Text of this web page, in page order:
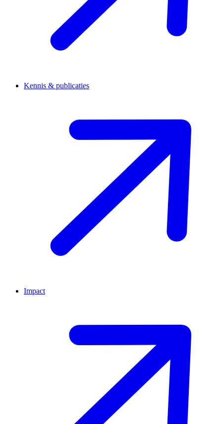
Kennis & publicaties
Impact